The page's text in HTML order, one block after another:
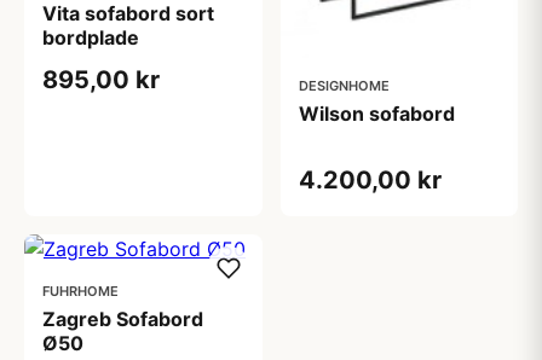
Vita sofabord sort
bordplade
895,00 kr DESIGNHOME
Wilson sofabord
4.200,00 kr
FUHRHOME
Zagreb Sofabord
Ø50